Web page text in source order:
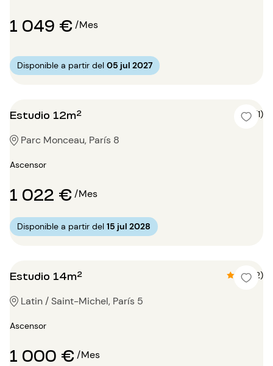
1 049 €/Mes
Disponible a partir del 05 jul 2027
Estudio 12m² 4 (1)
Parc Monceau, París 8
Ascensor
1 022 €/Mes
Disponible a partir del 15 jul 2028
Estudio 14m² 4.5 (2)
Latin / Saint-Michel, París 5
Ascensor
1 000 €/Mes